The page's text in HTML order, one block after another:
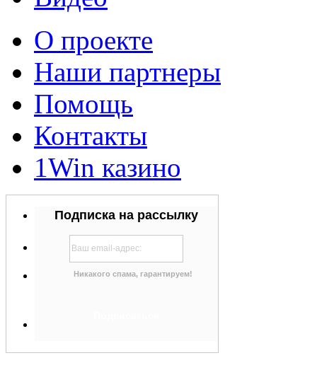
О проекте
Наши партнеры
Помощь
Контакты
1Win казино
Подписка на рассылку
Никакого спама, гарантируем!